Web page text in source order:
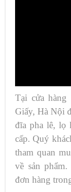
Tại cửa
Giấy, Hà Nội
đĩa pha lê, lọ
cấp. Quý
tham quan
về sản
đơn hàng